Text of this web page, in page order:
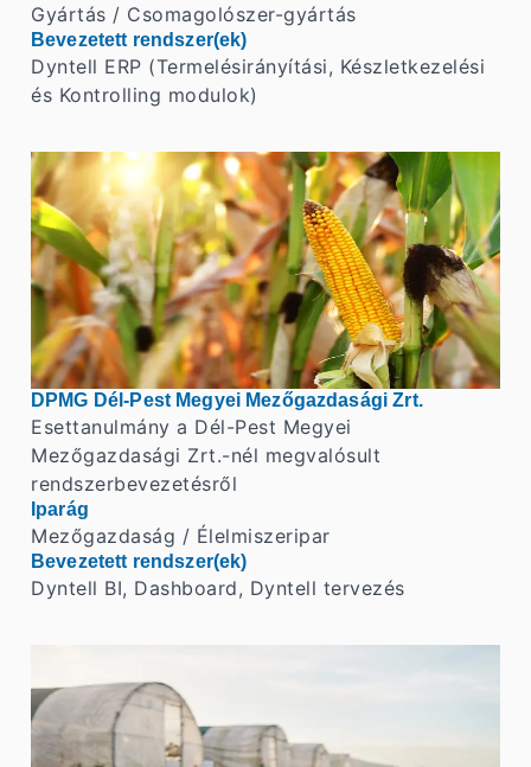
Gyártás / Csomagolószer-gyártás
Bevezetett rendszer(ek)
Dyntell ERP (Termelésirányítási, Készletkezelési
és Kontrolling modulok)
DPMG Dél-Pest Megyei Mezőgazdasági Zrt.
Esettanulmány a Dél-Pest Megyei
Mezőgazdasági Zrt.-nél megvalósult
rendszerbevezetésről
Iparág
Mezőgazdaság / Élelmiszeripar
Bevezetett rendszer(ek)
Dyntell BI, Dashboard, Dyntell tervezés